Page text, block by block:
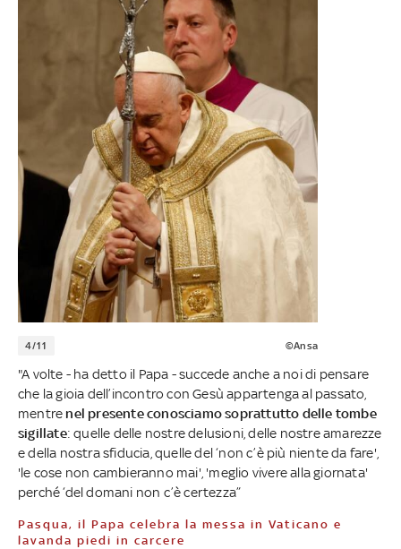
4/11 ©Ansa
"A volte - ha detto il Papa - succede anche a noi di pensare
che la gioia dell’incontro con Gesù appartenga al passato,
mentre nel presente conosciamo soprattutto delle tombe
sigillate: quelle delle nostre delusioni, delle nostre amarezze
e della nostra sfiducia, quelle del ‘non c’è più niente da fare',
'le cose non cambieranno mai', 'meglio vivere alla giornata'
perché ‘del domani non c’è certezza”
Pasqua, il Papa celebra la messa in Vaticano e
lavanda piedi in carcere